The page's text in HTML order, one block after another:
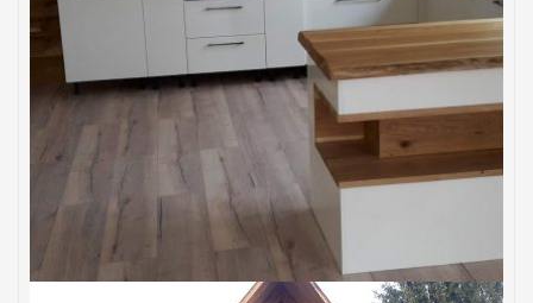
Rekonštrukcia domu